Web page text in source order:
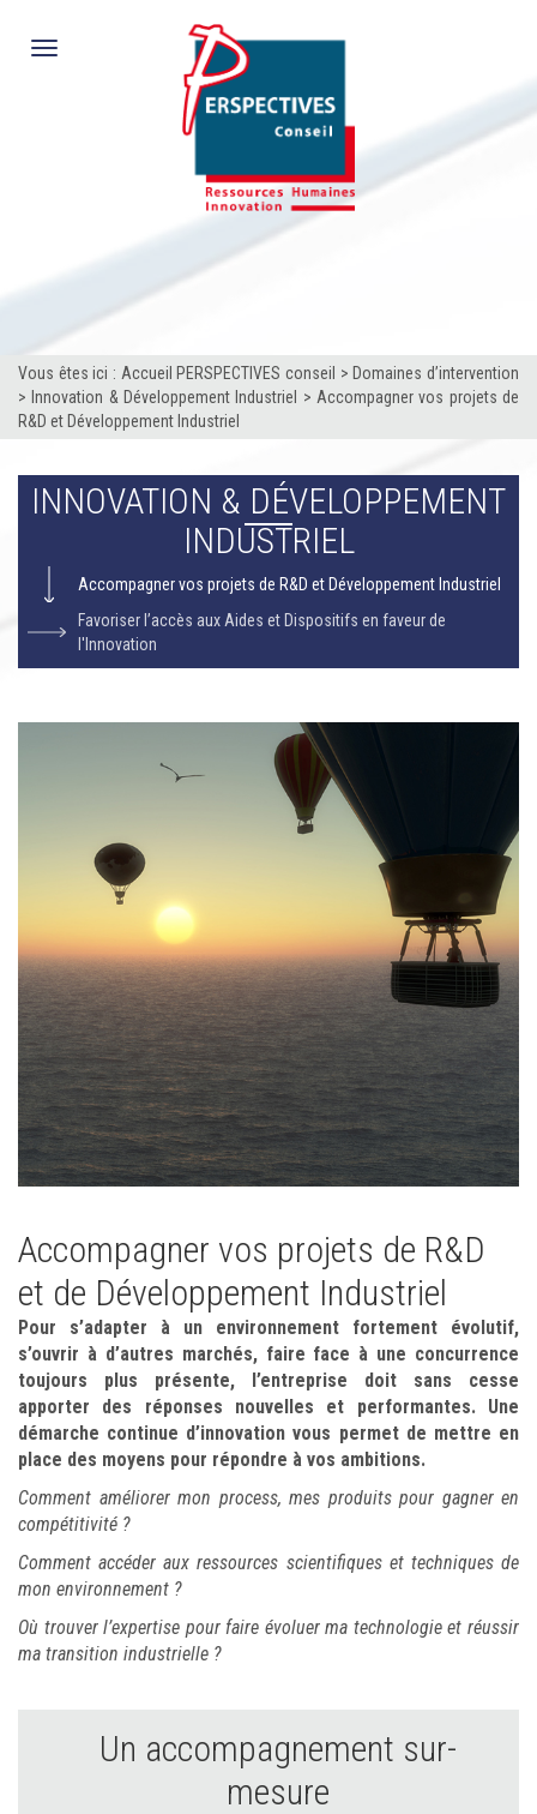
Toggle
Vous êtes ici : Accueil PERSPECTIVES conseil > Domaines d’intervention
> Innovation & Développement Industriel > Accompagner vos projets de
R&D et Développement Industriel
INNOVATION & DÉVELOPPEMENT
INDUSTRIEL
Accompagner vos projets de R&D et Développement Industriel
Favoriser l’accès aux Aides et Dispositifs en faveur de
l'Innovation
Accompagner vos projets de R&D
et de Développement Industriel
Pour s’adapter à un environnement fortement évolutif,
s’ouvrir à d’autres marchés, faire face à une concurrence
toujours plus présente, l’entreprise doit sans cesse
apporter des réponses nouvelles et performantes. Une
démarche continue d’innovation vous permet de mettre en
place des moyens pour répondre à vos ambitions.
Comment améliorer mon process, mes produits pour gagner en
compétitivité ?
Comment accéder aux ressources scientifiques et techniques de
mon environnement ?
Où trouver l’expertise pour faire évoluer ma technologie et réussir
ma transition industrielle ?
Un accompagnement sur-
mesure